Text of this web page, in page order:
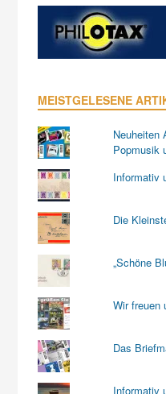
MEISTGELESENE
Neuheiten
Popmusik
Informativ
Die
„Schöne
Wir freuen
Das
Informativ